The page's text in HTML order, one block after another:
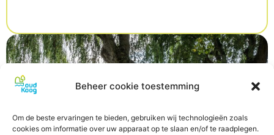
Beheer cookie toestemming
Om de beste ervaringen te bieden, gebruiken wij technologieën zoals
cookies om informatie over uw apparaat op te slaan en/of te raadplegen.